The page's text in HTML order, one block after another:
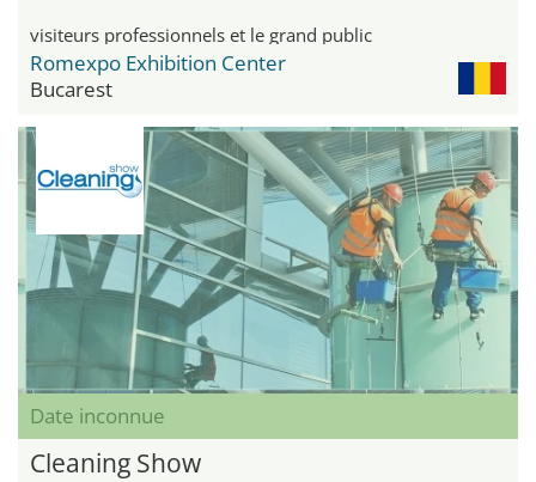
visiteurs professionnels et le grand public
Romexpo Exhibition Center
Bucarest
Date inconnue
Cleaning Show